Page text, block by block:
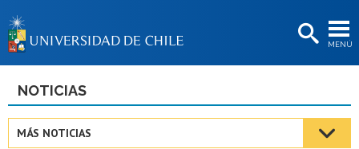
MENÚ
BIBLIOTECAS
Estudiantes
NOTICIAS
MÁS NOTICIAS